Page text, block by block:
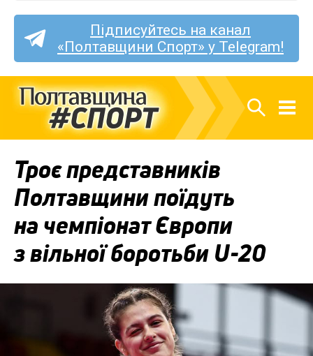
Підписуйтесь на канал
«Полтавщини Спорт» у Telegram!
Троє представників
Полтавщини поїдуть
на чемпіонат Європи
з вільної боротьби U-20